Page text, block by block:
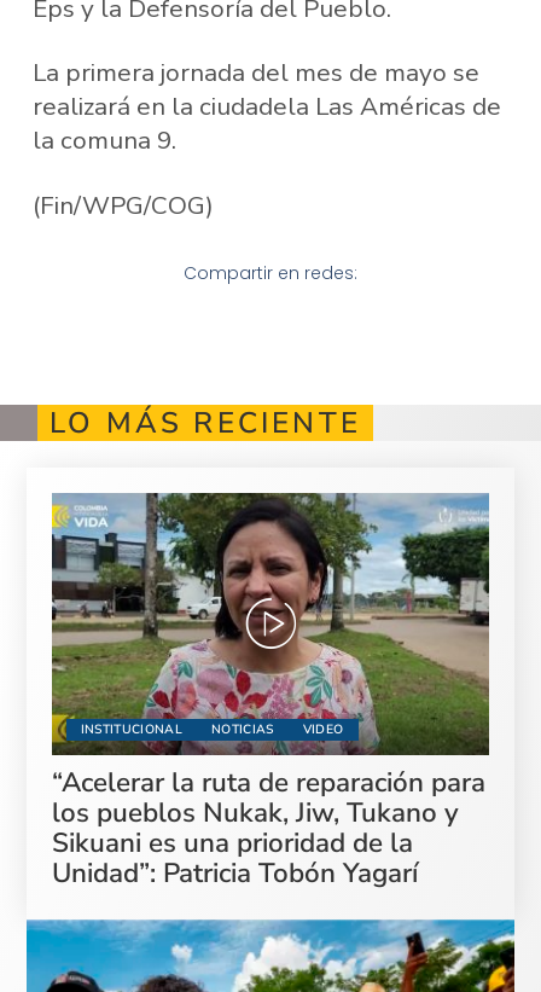
Eps y la Defensoría del Pueblo.
La primera jornada del mes de mayo se
realizará en la ciudadela Las Américas de
la comuna 9.
(Fin/WPG/COG)
Compartir en redes:
LO MÁS RECIENTE
INSTITUCIONAL NOTICIAS VIDEO
“Acelerar la ruta de reparación para
los pueblos Nukak, Jiw, Tukano y
Sikuani es una prioridad de la
Unidad”: Patricia Tobón Yagarí